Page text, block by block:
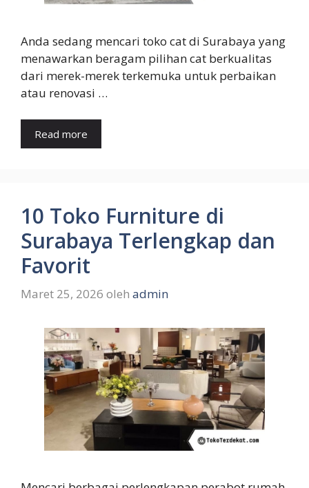
Anda sedang mencari toko cat di Surabaya yang
menawarkan beragam pilihan cat berkualitas
dari merek-merek terkemuka untuk perbaikan
atau renovasi …
Read more
10 Toko Furniture di
Surabaya Terlengkap dan
Favorit
Maret 25, 2026 oleh admin